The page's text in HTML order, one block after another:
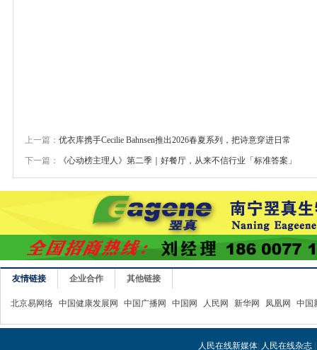
上一篇： 优衣库携手Cecilie Bahnsen推出2026春夏系列，把诗意穿进日常
下一篇： 《心动榜主理人》第二季｜好餐厅，从来不信行业「标准答案」
友情链接 企业合作 其他链接
北京易网络 中国健康发展网 中国广播网 中国网 人民网 新华网 凤凰网 中国
人民在线新媒体| 人民在线杂志|